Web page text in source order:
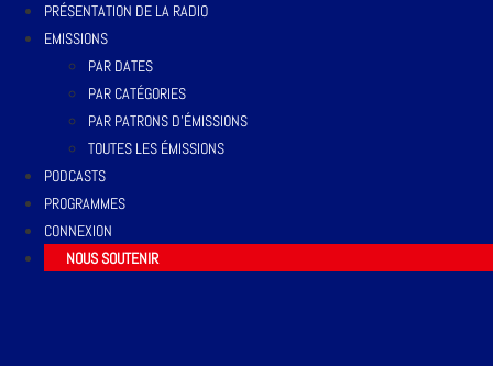
PRÉSENTATION DE LA RADIO
EMISSIONS
PAR DATES
PAR CATÉGORIES
PAR PATRONS D’ÉMISSIONS
TOUTES LES ÉMISSIONS
PODCASTS
PROGRAMMES
CONNEXION
NOUS SOUTENIR